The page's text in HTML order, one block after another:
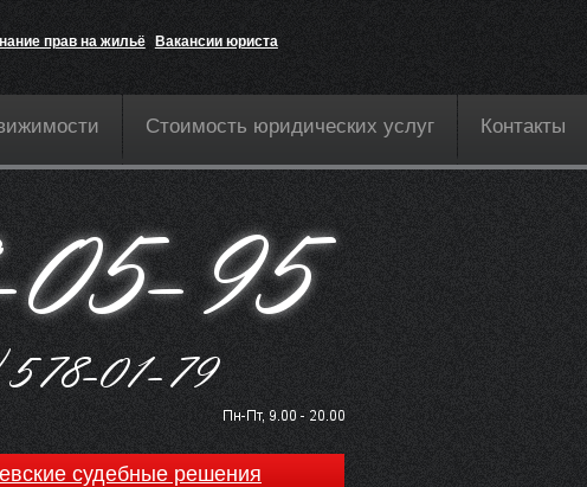
прав на жильё Вакансии юриста
Стоимость юридических услуг Контакты
судебные решения